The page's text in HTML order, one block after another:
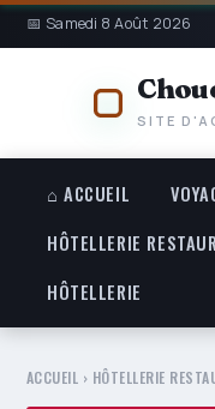
📅 Samedi 8 Août 2026
SITE
⌂ ACCUEIL
HÔTELLERIE
HÔTELLERIE
ACCUEIL › HÔTELLERIE